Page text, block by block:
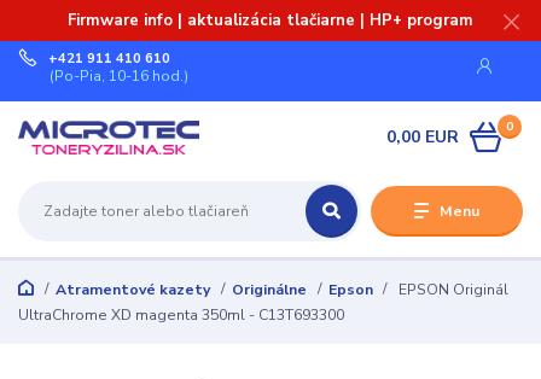
Firmware info | aktualizácia tlačiarne | HP+ program
Menu
+421 911 410 610
(Po-Pia, 10-16 hod.)
0
0,00 EUR
Atramentové kazety Originálne Epson
EPSON Originál
UltraChrome XD magenta 350ml - C13T693300